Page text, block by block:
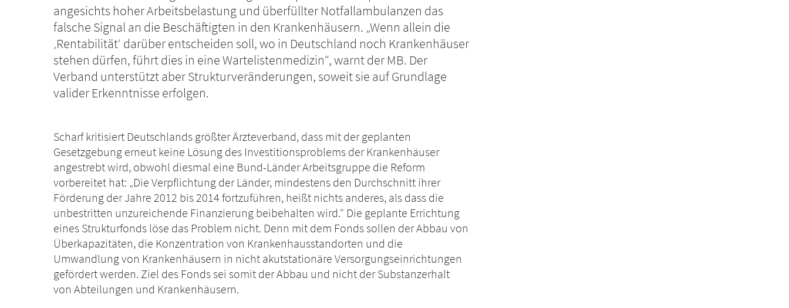
angesichts hoher Arbeitsbelastung und überfüllter Notfallambulanzen das
falsche Signal an die Beschäftigten in den Krankenhäusern. „Wenn allein die
‚Rentabilität‘ darüber entscheiden soll, wo in Deutschland noch Krankenhäuser
stehen dürfen, führt dies in eine Wartelistenmedizin“, warnt der MB. Der
Verband unterstützt aber Strukturveränderungen, soweit sie auf Grundlage
valider Erkenntnisse erfolgen.
Scharf kritisiert Deutschlands größter Ärzteverband, dass mit der geplanten
Gesetzgebung erneut keine Lösung des Investitionsproblems der Krankenhäuser
angestrebt wird, obwohl diesmal eine Bund-Länder Arbeitsgruppe die Reform
vorbereitet hat: „Die Verpflichtung der Länder, mindestens den Durchschnitt ihrer
Förderung der Jahre 2012 bis 2014 fortzuführen, heißt nichts anderes, als dass die
unbestritten unzureichende Finanzierung beibehalten wird.“ Die geplante Errichtung
eines Strukturfonds löse das Problem nicht. Denn mit dem Fonds sollen der Abbau von
Überkapazitäten, die Konzentration von Krankenhausstandorten und die
Umwandlung von Krankenhäusern in nicht akutstationäre Versorgungseinrichtungen
gefördert werden. Ziel des Fonds sei somit der Abbau und nicht der Substanzerhalt
von Abteilungen und Krankenhäusern.